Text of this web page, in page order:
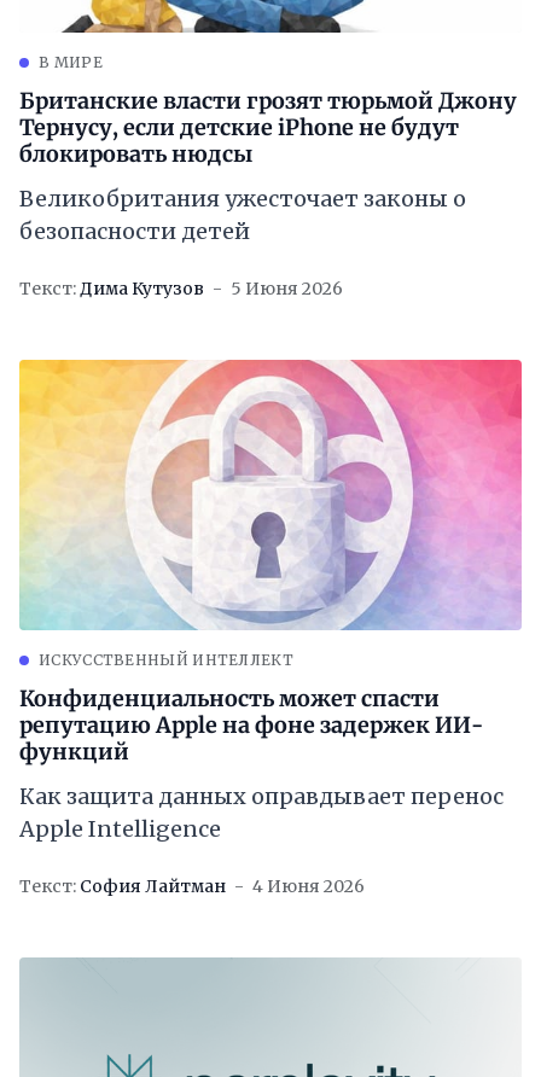
В МИРЕ
Британские власти грозят тюрьмой Джону
Тернусу, если детские iPhone не будут
блокировать нюдсы
Великобритания ужесточает законы о
безопасности детей
Текст:Дима Кутузов 5 Июня 2026
ИСКУССТВЕННЫЙ ИНТЕЛЛЕКТ
Конфиденциальность может спасти
репутацию Apple на фоне задержек ИИ-
функций
Как защита данных оправдывает перенос
Apple Intelligence
Текст: София Лайтман 4 Июня 2026